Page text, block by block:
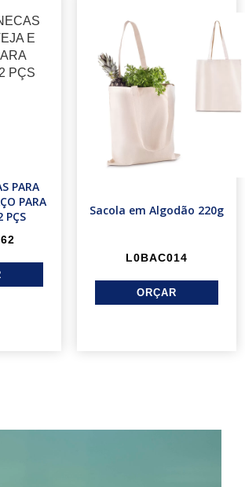
PARA
PARA
PÇS
Sacola em Algodão 220g
L0BAC014